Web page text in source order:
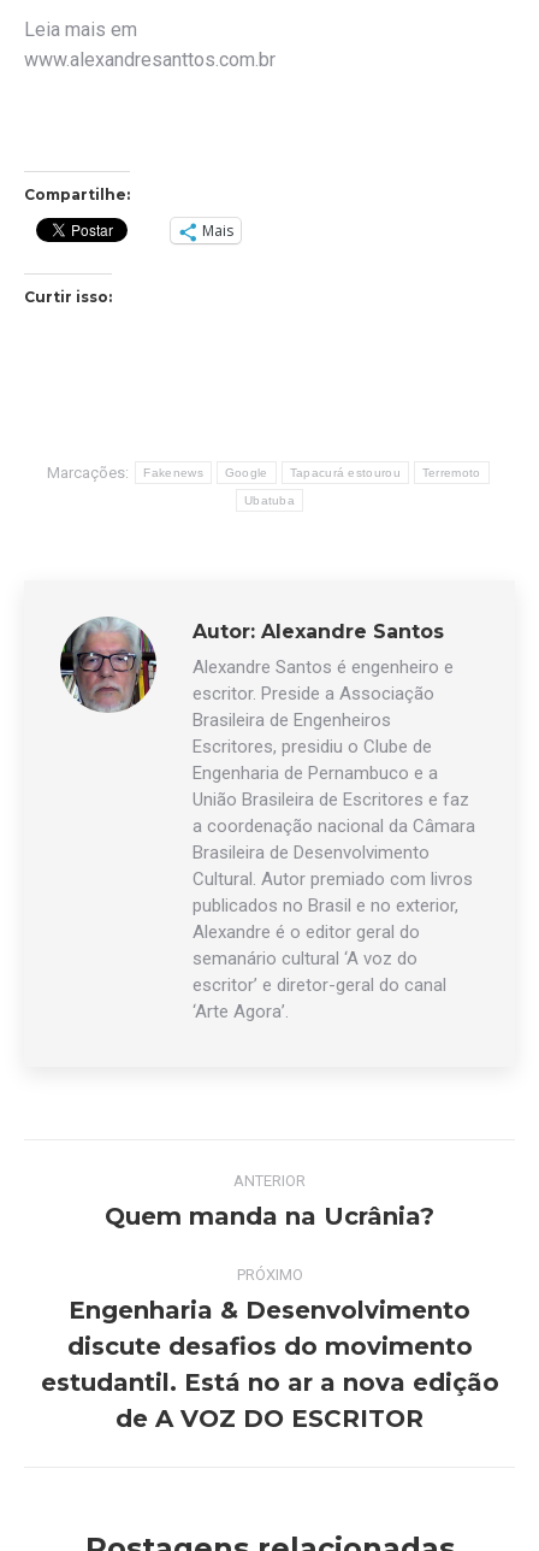
Leia mais em
www.alexandresanttos.com.br
Compartilhe:
Mais
Curtir isso:
Marcações: Fakenews Google Tapacurá estourou Terremoto
Ubatuba
Autor: Alexandre Santos
Alexandre Santos é engenheiro e
escritor. Preside a Associação
Brasileira de Engenheiros
Escritores, presidiu o Clube de
Engenharia de Pernambuco e a
União Brasileira de Escritores e faz
a coordenação nacional da Câmara
Brasileira de Desenvolvimento
Cultural. Autor premiado com livros
publicados no Brasil e no exterior,
Alexandre é o editor geral do
semanário cultural ‘A voz do
escritor’ e diretor-geral do canal
‘Arte Agora’.
NavegaçãoANTERIOR
Post
Quem manda na Ucrânia?
PRÓXIMO
post:
Engenharia & Desenvolvimento
discute desafios do movimento
estudantil. Está no ar a nova edição
de A VOZ DO ESCRITOR